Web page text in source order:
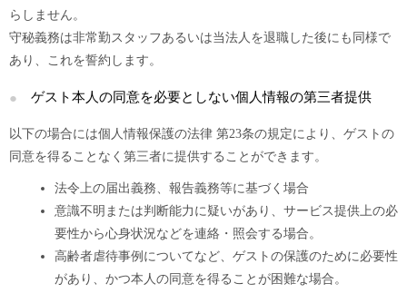
らしません。
守秘義務は非常勤スタッフあるいは当法人を退職した後にも同様で
あり、これを誓約します。
ゲスト本人の同意を必要としない個人情報の第三者提供
以下の場合には個人情報保護の法律 第23条の規定により、ゲストの
同意を得ることなく第三者に提供することができます。
法令上の届出義務、報告義務等に基づく場合
意識不明または判断能力に疑いがあり、サービス提供上の必
要性から心身状況などを連絡・照会する場合。
高齢者虐待事例についてなど、ゲストの保護のために必要性
があり、かつ本人の同意を得ることが困難な場合。